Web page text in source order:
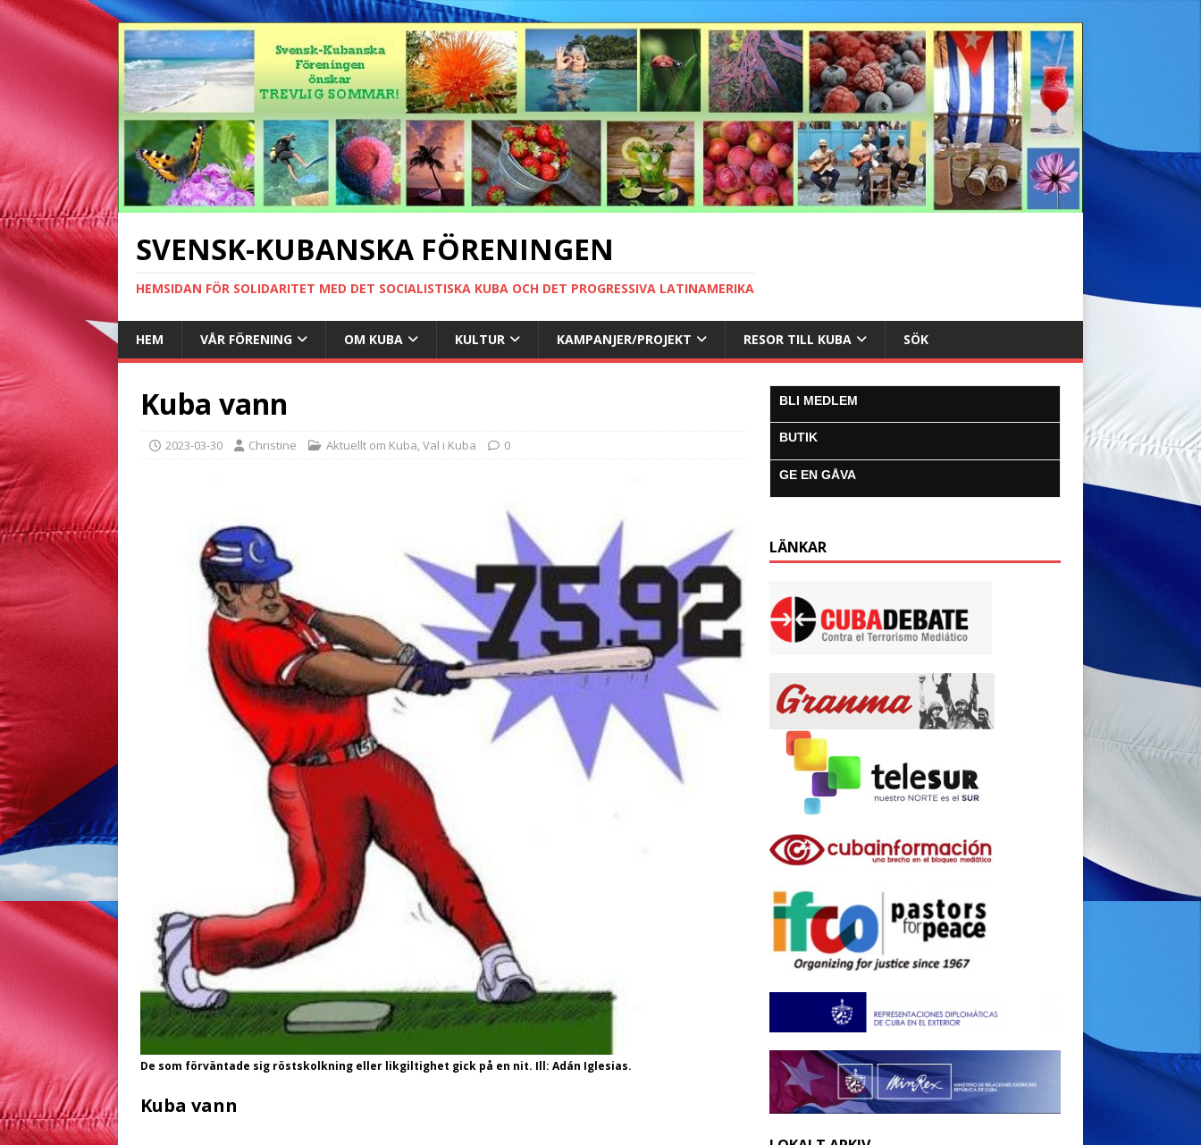
SVENSK-KUBANSKA FÖRENINGEN
HEMSIDAN FÖR SOLIDARITET MED DET SOCIALISTISKA KUBA OCH DET PROGRESSIVA LATINAMERIKA
HEM VÅR FÖRENING OM KUBA KULTUR KAMPANJER/PROJEKT RESOR TILL KUBA SÖK
Kuba vann
2023-03-30 Christine Aktuellt om Kuba,Val i Kuba 0
De som förväntade sig röstskolkning eller likgiltighet gick på en nit. Ill: Adán Iglesias.
Kuba vann
BLI MEDLEM
BUTIK
GE EN GÅVA
LÄNKAR